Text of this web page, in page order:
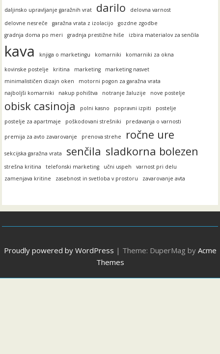
daljinsko upravljanje garažnih vrat darilo
delovna varnost
delovne nesreče
garažna vrata z izolacijo
gozdne zgodbe
gradnja doma po meri
gradnja prestižne hiše izbira materialov za senčila
kava knjiga o marketingu komarniki komarniki za okna
kovinske postelje kritina marketing
marketing nasvet
minimalističen dizajn oken
motorni pogon za garažna vrata
najboljši komarniki
nakup pohištva notranje žaluzije nove postelje
obisk casinoja polni kasno popravni izpiti
postelje
postelje za apartmaje
poškodovani strešniki predavanja o varnosti
premija za avto zavarovanje prenova strehe ročne ure
sekcijska garažna vrata senčila sladkorna bolezen
strešna kritina telefonski marketing učni uspeh
varnost pri delu
zamenjava kritine
zasebnost in svetloba v prostoru zavarovanje avta
Proudly powered by WordPress | Theme: DuperMag by Acme
Themes